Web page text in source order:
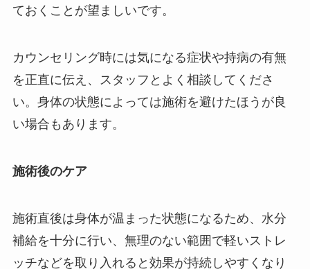
ておくことが望ましいです。
カウンセリング時には気になる症状や持病の有無
を正直に伝え、スタッフとよく相談してくださ
い。身体の状態によっては施術を避けたほうが良
い場合もあります。
施術後のケア
施術直後は身体が温まった状態になるため、水分
補給を十分に行い、無理のない範囲で軽いストレ
ッチなどを取り入れると効果が持続しやすくなり